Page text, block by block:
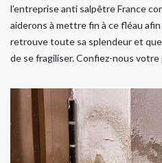
l’entreprise anti salpêtre France
aiderons à mettre fin à ce fléau
retrouve toute sa splendeur et
de se fragiliser. Confiez-nous